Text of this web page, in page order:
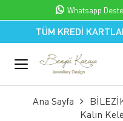
TÜM KREDİ
Whatsapp
Ana Sayfa
Kalın